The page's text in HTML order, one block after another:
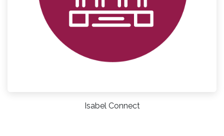
Isabel Connect